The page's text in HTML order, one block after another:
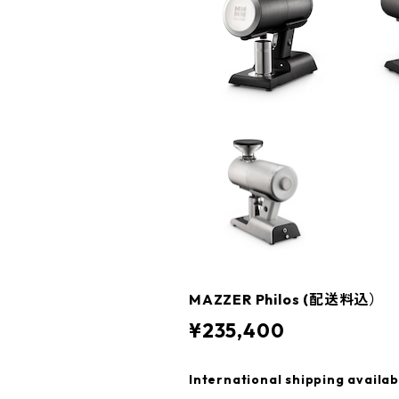
MAZZER Philos (配送料込）
¥235,400
International shipping